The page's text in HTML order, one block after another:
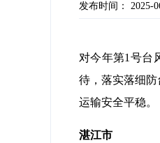
发布时间： 2025-
对今年第1号台
待，落实落细
运输安全平稳。
湛江市